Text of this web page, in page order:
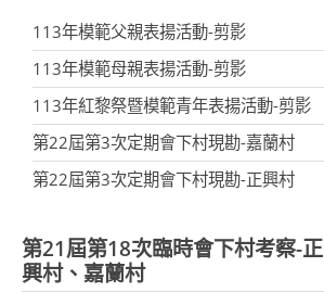
113年模範父親表揚活動-剪影
113年模範母親表揚活動-剪影
113年紅黎祭暨模範青年表揚活動-剪影
第22屆第3次定期會下村現勘-嘉蘭村
第22屆第3次定期會下村現勘-正興村
第21屆第18次臨時會下村考察-正
興村、嘉蘭村